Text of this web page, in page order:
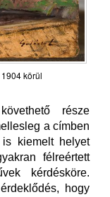
körül
része
a címben
kiemelt helyet
félreértett
kérdésköre.
hogy